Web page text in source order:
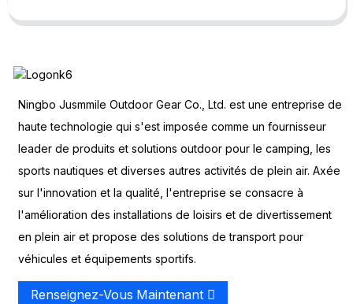
Ningbo Jusmmile Outdoor Gear Co., Ltd. est une entreprise de
haute technologie qui s'est imposée comme un fournisseur
leader de produits et solutions outdoor pour le camping, les
sports nautiques et diverses autres activités de plein air. Axée
sur l'innovation et la qualité, l'entreprise se consacre à
l'amélioration des installations de loisirs et de divertissement
en plein air et propose des solutions de transport pour
véhicules et équipements sportifs.
Renseignez-Vous Maintenant